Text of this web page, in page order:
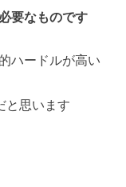
要なものです
ハードルが高い
と思います